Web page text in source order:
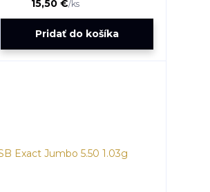
15,50 €/ks
Pridať do košíka